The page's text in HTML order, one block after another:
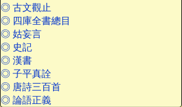
◎ 古文觀止
◎ 四庫全書總目
◎ 姑妄言
◎ 史記
◎ 漢書
◎ 子平真詮
◎ 唐詩三百首
◎ 論語正義